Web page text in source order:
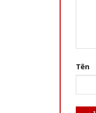
Tên